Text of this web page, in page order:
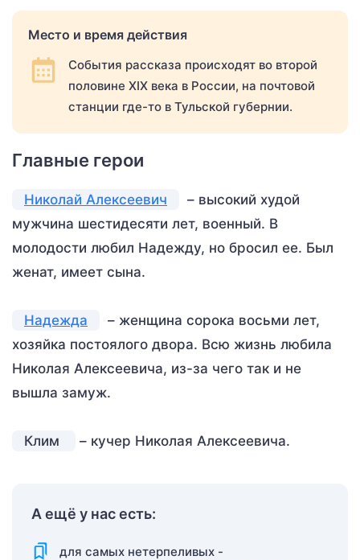
Место и время действия
События рассказа происходят во второй
половине XIX века в России, на почтовой
станции где-то в Тульской губернии.
Главные герои
Николай Алексеевич
– высокий худой
мужчина шестидесяти лет, военный. В
молодости любил Надежду, но бросил ее. Был
женат, имеет сына.
Надежда
– женщина сорока восьми лет,
хозяйка постоялого двора. Всю жизнь любила
Николая Алексеевича, из-за чего так и не
вышла замуж.
Клим – кучер Николая Алексеевича.
А ещё у нас есть:
для самых нетерпеливых -